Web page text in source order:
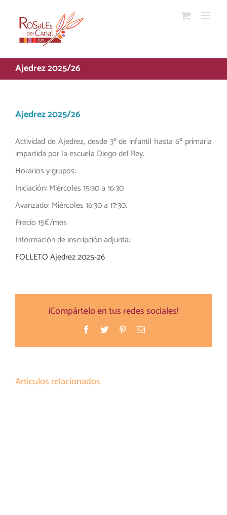
contenido
Ajedrez 2025/26
Ajedrez 2025/26
Actividad de Ajedrez, desde 3º de infantil hasta 6º primaria
impartida por la escuela Diego del Rey.
Horarios y grupos:
Iniciación: Miércoles 15:30 a 16:30
Avanzado: Miércoles 16:30 a 17:30.
Precio 15€/mes
Información de inscripción adjunta:
FOLLETO Ajedrez 2025-26
¡Compártelo en tus redes sociales!
Facebook
Twitter PinterestCorreo
Artículos relacionados